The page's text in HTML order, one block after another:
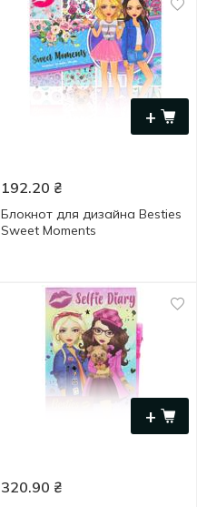
+
192.20 ₴
Блокнот для дизайна Besties
Sweet Moments
+
320.90 ₴